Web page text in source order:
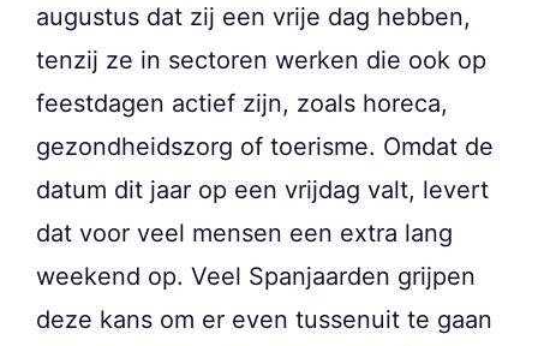
augustus dat zij een vrije dag hebben,
tenzij ze in sectoren werken die ook op
feestdagen actief zijn, zoals horeca,
gezondheidszorg of toerisme. Omdat de
datum dit jaar op een vrijdag valt, levert
dat voor veel mensen een extra lang
weekend op. Veel Spanjaarden grijpen
deze kans om er even tussenuit te gaan